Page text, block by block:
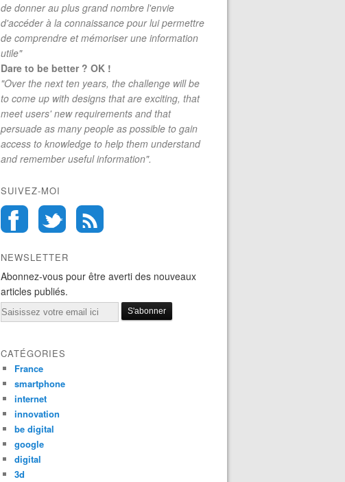
de donner au plus grand nombre l'envie
d'accéder à la connaissance pour lui permettre
de comprendre et mémoriser une information
utile"
Dare to be better ? OK !
"Over the next ten years, the challenge will be
to come up with designs that are exciting, that
meet users' new requirements and that
persuade as many people as possible to gain
access to knowledge to help them understand
and remember useful information".
SUIVEZ-MOI
NEWSLETTER
Abonnez-vous pour être averti des nouveaux
articles publiés.
Email
CATÉGORIES
France
smartphone
internet
innovation
be digital
google
digital
3d